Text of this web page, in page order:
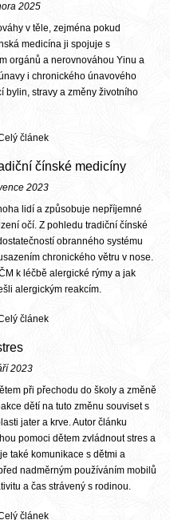
2025
v těle, zejména pokud
medicína ji spojuje s
orgánů a nerovnováhou Yinu a
i chronického únavového
bylin, stravy a změny životního
článek
čínské medicíny
2023
lidí a způsobuje nepříjemné
očí. Z pohledu tradiční čínské
obranného systému
chronického větru v nose.
k léčbě alergické rýmy a jak
alergickým reakcím.
článek
2023
při přechodu do školy a změně
dětí na tuto změnu souviset s
jater a krve. Autor článku
pomoci dětem zvládnout stres a
také komunikace s dětmi a
nadměrným používáním mobilů
a čas strávený s rodinou.
článek